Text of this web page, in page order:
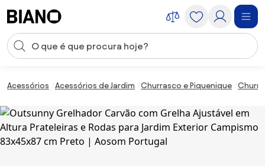
Entrada de pesquisa
Acessórios Acessórios de Jardim Churrasco e Piquenique